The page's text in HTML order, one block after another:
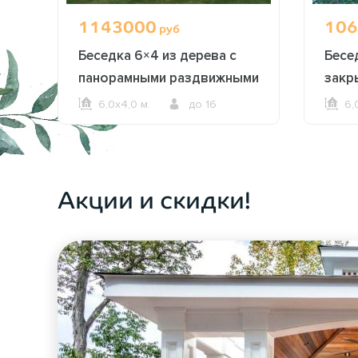
1143000 руб
Беседка 6×4 из дерева с
панорамными раздвижными
окнами 2626
6,0х4,0 м. до 16
2615
Акции и скидки!